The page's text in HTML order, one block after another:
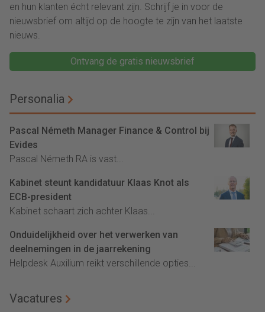
en hun klanten écht relevant zijn. Schrijf je in voor de
nieuwsbrief om altijd op de hoogte te zijn van het laatste
nieuws.
Ontvang de gratis nieuwsbrief
Personalia
Pascal Németh Manager Finance & Control bij
Evides
Pascal Németh RA is vast...
Kabinet steunt kandidatuur Klaas Knot als
ECB-president
Kabinet schaart zich achter Klaas...
Onduidelijkheid over het verwerken van
deelnemingen in de jaarrekening
Helpdesk Auxilium reikt verschillende opties...
Vacatures